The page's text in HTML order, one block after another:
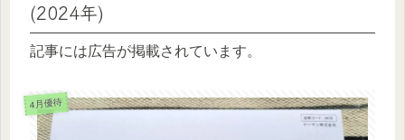
(2024年)
記事には広告が掲載されています。
4月優待